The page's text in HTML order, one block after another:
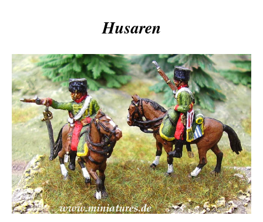
Husaren